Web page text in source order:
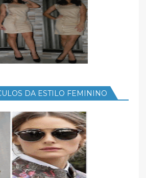
DA ESTILO FEMININO